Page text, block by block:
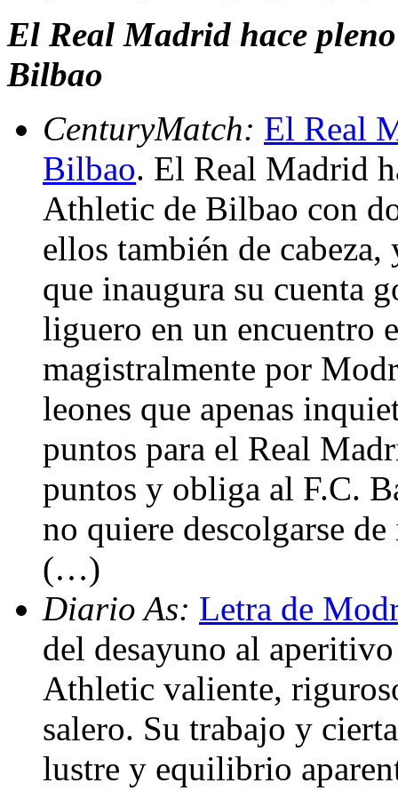
El Real Madrid hace
Bilbao
CenturyMatch: El Real
Bilbao. El Real Madrid
Athletic de Bilbao con
ellos también de
que inaugura su cuenta
liguero en un encuentro
magistralmente por
leones que apenas
puntos para el Real
puntos y obliga al F.C.
no quiere descolgarse
(…)
Diario As: Letra de
del desayuno al
Athletic valiente,
salero. Su trabajo y
lustre y equilibrio